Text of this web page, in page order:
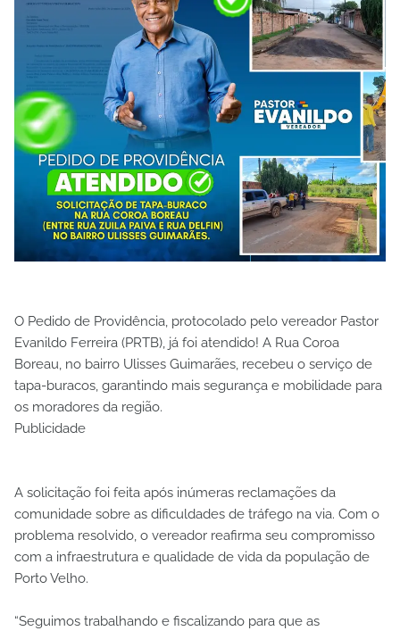
O Pedido de Providência, protocolado pelo vereador Pastor
Evanildo Ferreira (PRTB), já foi atendido! A Rua Coroa
Boreau, no bairro Ulisses Guimarães, recebeu o serviço de
tapa-buracos, garantindo mais segurança e mobilidade para
os moradores da região.
Publicidade
A solicitação foi feita após inúmeras reclamações da
comunidade sobre as dificuldades de tráfego na via. Com o
problema resolvido, o vereador reafirma seu compromisso
com a infraestrutura e qualidade de vida da população de
Porto Velho.
“Seguimos trabalhando e fiscalizando para que as